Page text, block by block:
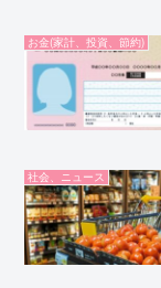
お金(家計、投資、節約)
社会、ニュース